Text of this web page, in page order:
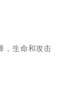
，生命和攻击